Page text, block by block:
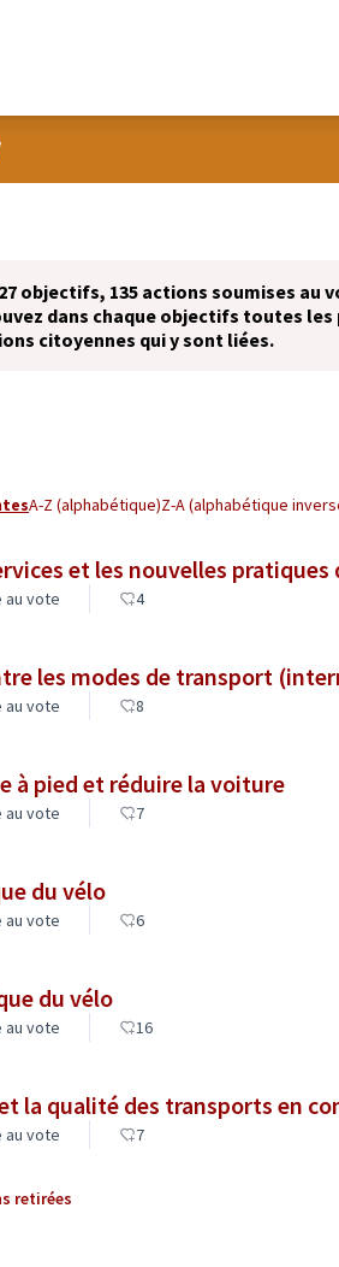
utilisateur
objectifs, 135 actions soumises au
dans chaque objectifs toutes
citoyennes qui y sont liées.
A-Z (alphabétique)Z-A (alphabétique
et les nouvelles
au vote 4
les modes de transport
au vote 8
à pied et réduire la voiture
au vote 7
du vélo
au vote 6
du vélo
au vote 16
la qualité des transports en
au vote 7
retirées